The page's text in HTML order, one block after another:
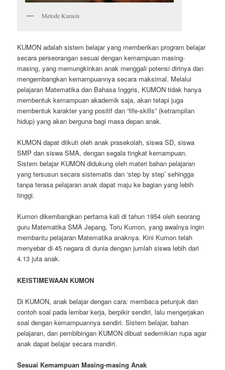
Metode Kumon
KUMON adalah sistem belajar yang memberikan program belajar
secara perseorangan sesuai dengan kemampuan masing-
masing, yang memungkinkan anak menggali potensi dirinya dan
mengembangkan kemampuannya secara maksimal. Melalui
pelajaran Matematika dan Bahasa Inggris, KUMON tidak hanya
membentuk kemampuan akademik saja, akan tetapi juga
membentuk karakter yang positif dan “life-skills” (ketrampilan
hidup) yang akan berguna bagi masa depan anak.
KUMON dapat diikuti oleh anak prasekolah, siswa SD, siswa
SMP dan siswa SMA, dengan segala tingkat kemampuan.
Sistem belajar KUMON didukung oleh materi bahan pelajaran
yang tersusun secara sistematis dan ‘step by step’ sehingga
tanpa terasa pelajaran anak dapat maju ke bagian yang lebih
tinggi.
Kumon dikembangkan pertama kali di tahun 1954 oleh seorang
guru Matematika SMA Jepang, Toru Kumon, yang awalnya ingin
membantu pelajaran Matematika anaknya. Kini Kumon telah
menyebar di 45 negara di dunia dengan jumlah siswa lebih dari
4.13 juta anak.
KEISTIMEWAAN KUMON
Di KUMON, anak belajar dengan cara: membaca petunjuk dan
contoh soal pada lembar kerja, berpikir sendiri, lalu mengerjakan
soal dengan kemampuannya sendiri. Sistem belajar, bahan
pelajaran, dan pembibingan KUMON dibuat sedemikian rupa agar
anak dapat belajar secara mandiri.
Sesuai Kemampuan Masing-masing Anak